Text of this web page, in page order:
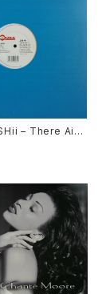
– There Ain't
('94 Remix) /
[E-Zee]